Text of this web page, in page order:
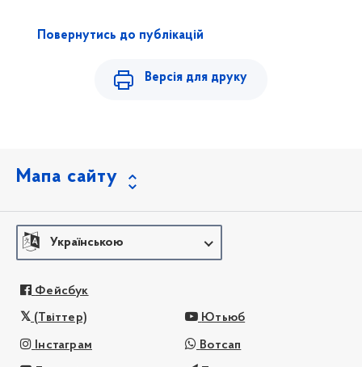
Повернутись до публікацій
Версія для друку
Мапа сайту
Українською
Фейсбук
(Твіттер) Ютьюб
Інстаграм Вотсап